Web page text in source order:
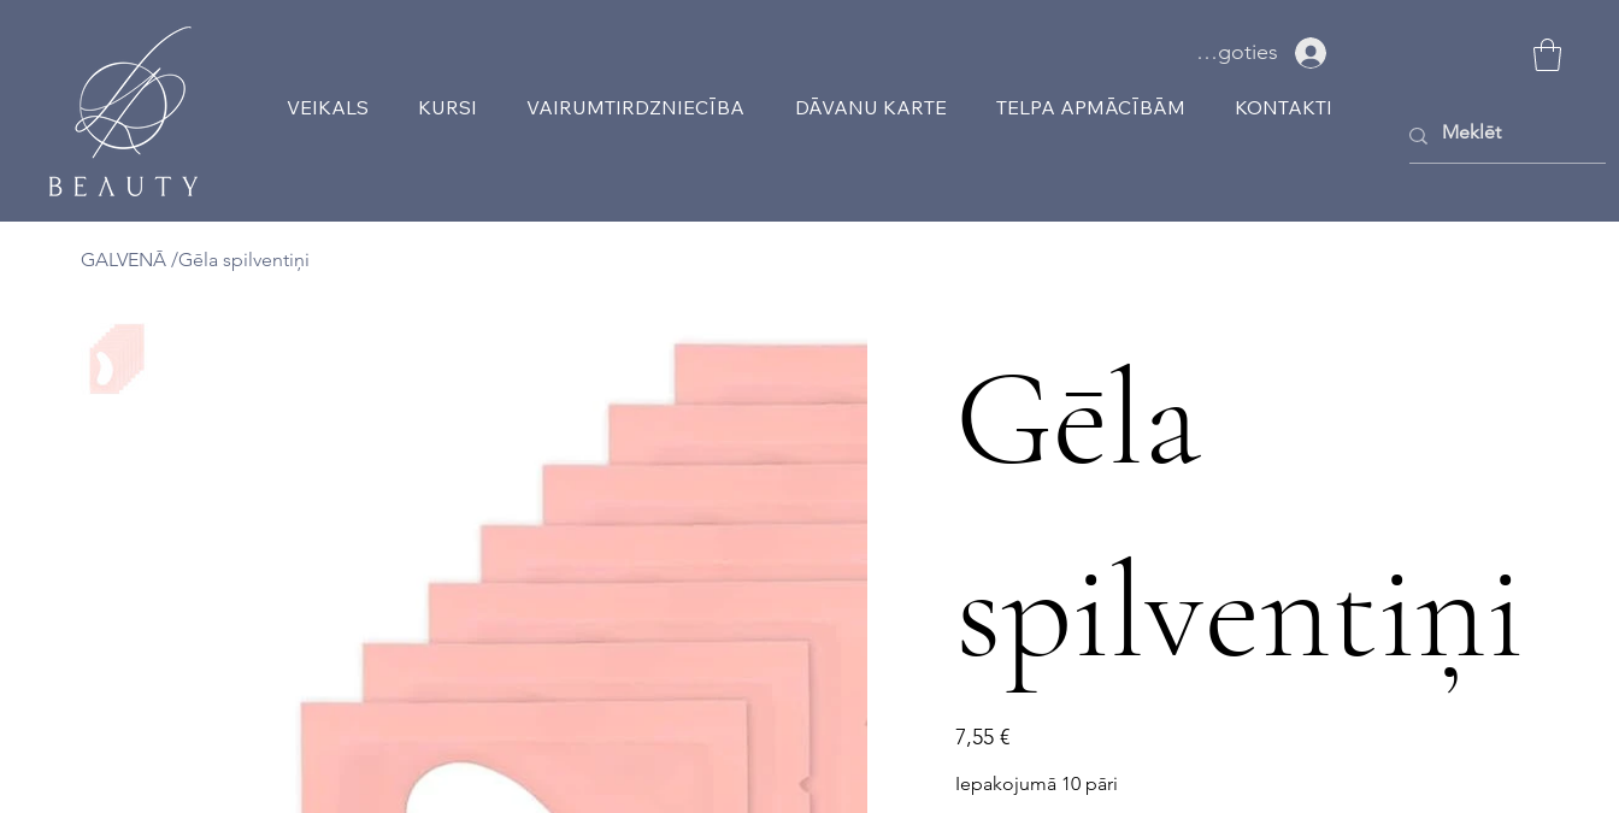
VEIKALS KURSI VAIRUMTIRDZNIECĪBA DĀVANU KARTE TELPA APMĀCĪBĀM KONTAKTI
Ielogoties
GALVENĀ /Gēla spilventiņi
Gēla
spilventiņi
Cena
7,55 €
Iepakojumā 10 pāri